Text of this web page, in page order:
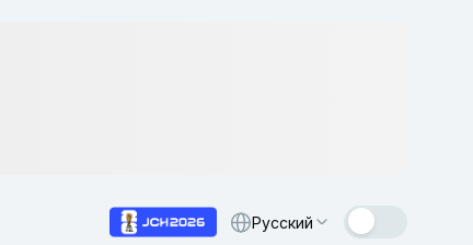
Русский